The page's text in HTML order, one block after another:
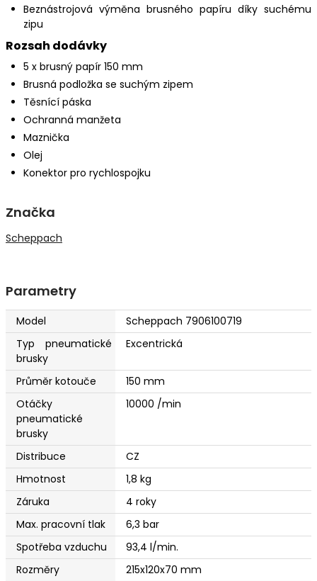
Beznástrojová výměna brusného papíru díky suchému
zipu
Rozsah dodávky
5 x brusný papír 150 mm
Brusná podložka se suchým zipem
Těsnící páska
Ochranná manžeta
Maznička
Olej
Konektor pro rychlospojku
Značka
Scheppach
Parametry
Model
Scheppach 7906100719
Typ pneumatické
brusky
Excentrická
Průměr kotouče
150 mm
Otáčky
pneumatické
brusky
10000 /min
Distribuce
CZ
Hmotnost
1,8 kg
Záruka
4 roky
Max. pracovní tlak
6,3 bar
Spotřeba vzduchu
93,4 l/min.
Rozměry
215x120x70 mm